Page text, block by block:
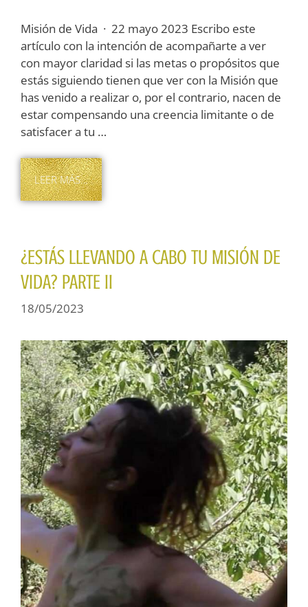
Misión de Vida · 22 mayo 2023 Escribo este
artículo con la intención de acompañarte a ver
con mayor claridad si las metas o propósitos que
estás siguiendo tienen que ver con la Misión que
has venido a realizar o, por el contrario, nacen de
estar compensando una creencia limitante o de
satisfacer a tu …
LEER MÁS…
¿ESTÁS LLEVANDO A CABO TU MISIÓN DE
VIDA? PARTE II
18/05/2023